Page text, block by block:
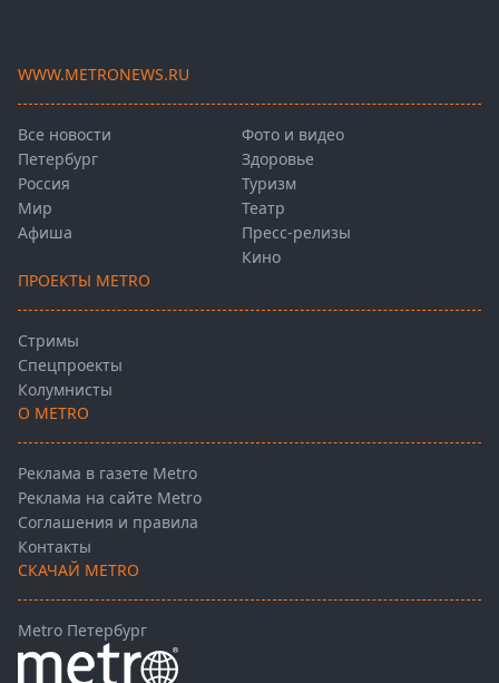
WWW.METRONEWS.RU
Все новости
Петербург
Россия
Мир
Афиша
Фото и видео
Здоровье
Туризм
Театр
Пресс-релизы
Кино
ПРОЕКТЫ METRO
Стримы
Спецпроекты
Колумнисты
О METRO
Реклама в газете Metro
Реклама на сайте Metro
Соглашения и правила
Контакты
СКАЧАЙ METRO
Metro Петербург